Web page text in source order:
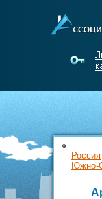
Россия
Южно-